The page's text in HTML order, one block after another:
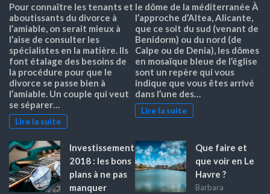
Pour connaître les tenants et
aboutissants du divorce à
l’amiable, on serait mieux à
l’aise de consulter les
spécialistes en la matière. Ils
font étalage des besoins de
la procédure pour que le
divorce se passe bien à
l’amiable. Un couple qui veut
se séparer…
Lire la suite
le dôme de la méditerranée À
l’approche d’Altea, Alicante,
que ce soit du sud (venant de
Benidorm) ou du nord (de
Calpe ou de Denia), les dômes
en mosaïque bleue de l’église
sont un repère qui vous
indique que vous êtes arrivé
dans l’une des…
Lire la suite
Investissement
2018 : les bons
plans à ne pas
manquer
Que faire et
que voir en Le
Havre ?
Barbara